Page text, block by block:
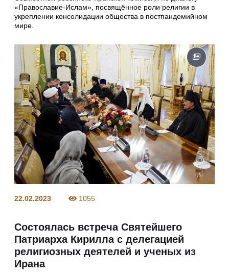
«Православие-Ислам», посвящённое роли религии в
укреплении консолидации общества в постпандемийном
мире.
22.02.2023 1055
Состоялась встреча Святейшего
Патриарха Кирилла с делегацией
религиозных деятелей и ученых из
Ирана